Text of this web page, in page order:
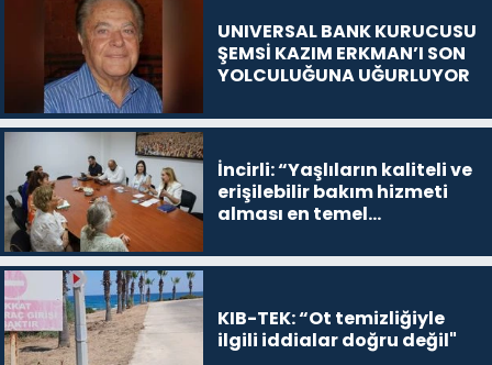
UNIVERSAL BANK KURUCUSU
ŞEMSİ KAZIM ERKMAN’I SON
YOLCULUĞUNA UĞURLUYOR
İncirli: “Yaşlıların kaliteli ve
erişilebilir bakım hizmeti
alması en temel
KIB-TEK: “Ot temizliğiyle
ilgili iddialar doğru değil"